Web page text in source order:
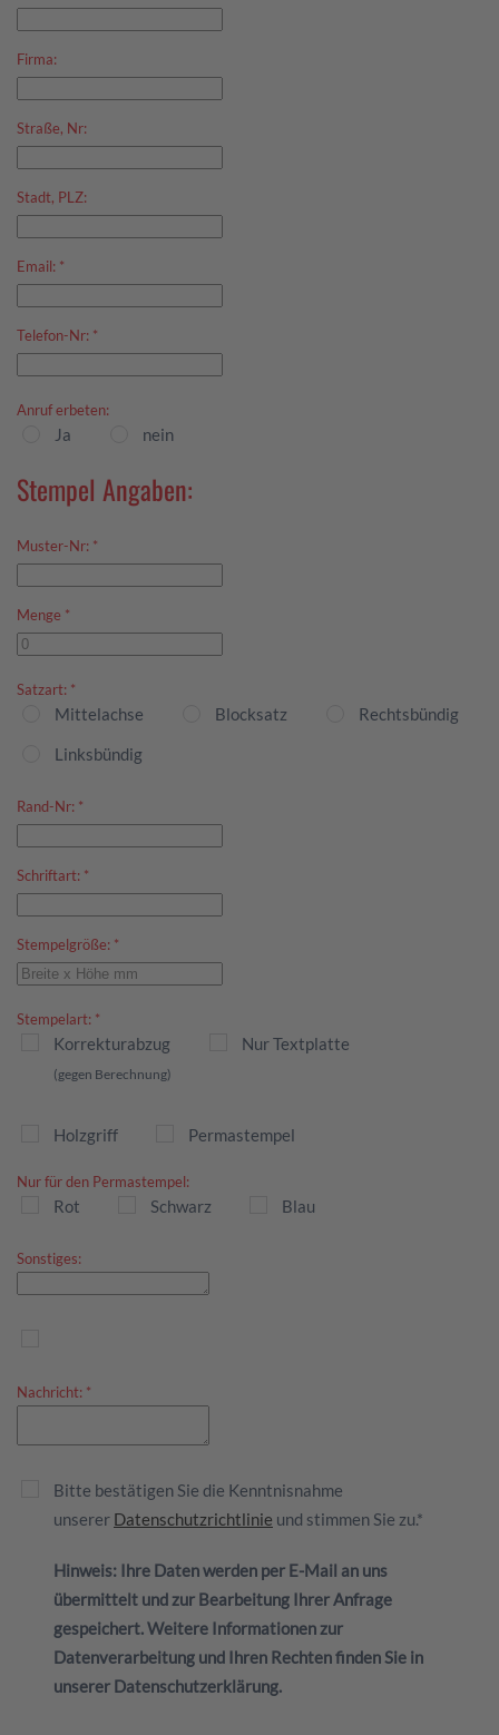
Firma:
Straße, Nr:
Stadt, PLZ:
Email: *
Telefon-Nr: *
Anruf erbeten:
Ja nein
Stempel Angaben:
Muster-Nr: *
Menge *
Satzart: *
Mittelachse Blocksatz
Rechtsbündig
Linksbündig
Rand-Nr: *
Schriftart: *
Stempelgröße: *
Stempelart: *
Korrekturabzug
(gegen Berechnung)
Nur Textplatte
Holzgriff Permastempel
Nur für den Permastempel:
Rot Schwarz Blau
Sonstiges:
Nachricht: *
Bitte bestätigen Sie die Kenntnisnahme
unserer Datenschutzrichtlinie und stimmen Sie zu.*
Hinweis: Ihre Daten werden per E-Mail an uns
übermittelt und zur Bearbeitung Ihrer Anfrage
gespeichert. Weitere Informationen zur
Datenverarbeitung und Ihren Rechten finden Sie in
unserer Datenschutzerklärung.